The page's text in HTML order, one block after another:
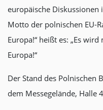
europäische
Motto der polnischen EU-
Europa!“ heißt es: „Es
Europa!“
Der Stand des Polnischen
dem Messegelände, Halle